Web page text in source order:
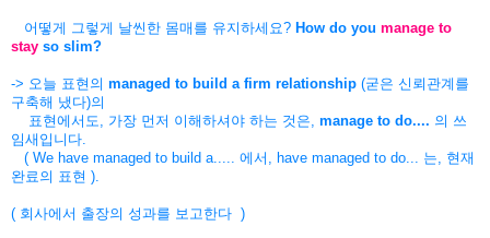
어떻게 그렇게 날씬한 몸매를 유지하세요? How do you manage to
stay so slim?
-> 오늘 표현의 managed to build a firm relationship (굳은 신뢰관계를
구축해 냈다)의
표현에서도, 가장 먼저 이해하셔야 하는 것은, manage to do.... 의 쓰
임새입니다.
( We have managed to build a..... 에서, have managed to do... 는, 현재
완료의 표현 ).
( 회사에서 출장의 성과를 보고한다 )